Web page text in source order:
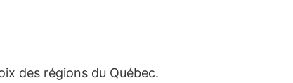
des régions du Québec.